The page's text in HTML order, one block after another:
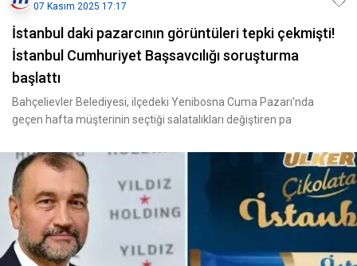
07 Kasım 2025 17:17
İstanbul daki pazarcının görüntüleri tepki çekmişti!
İstanbul Cumhuriyet Başsavcılığı soruşturma
başlattı
Bahçelievler Belediyesi, ilçedeki Yenibosna Cuma Pazarı'nda
geçen hafta müşterinin seçtiği salatalıkları değiştiren pa